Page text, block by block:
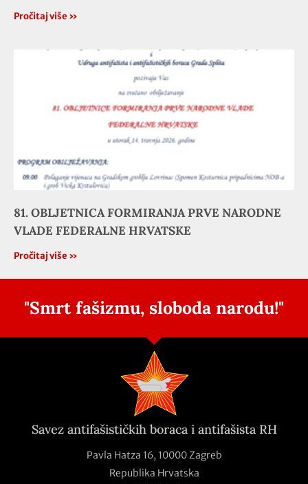
Pročitaj više »
81. OBLJETNICA FORMIRANJA PRVE NARODNE
VLADE FEDERALNE HRVATSKE
Pročitaj više »
"Smrt fašizmu, sloboda narodu!"
Savez antifašističkih boraca i antifašista RH
Pavla Hatza 16, 10000 Zagreb
Republika Hrvatska